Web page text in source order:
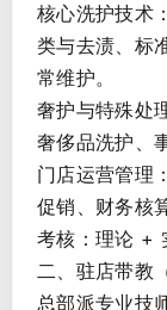
核心洗护技术
类与去渍、标
常维护。
奢护与特殊处
奢侈品洗护、
门店运营管理
促销、财务核
考核：理论 +
二、驻店带教
总部派专业技